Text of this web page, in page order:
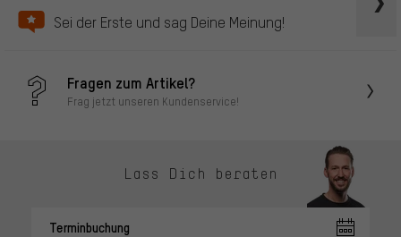
Sei der Erste und sag Deine Meinung!
Fragen zum Artikel?
Frag jetzt unseren Kundenservice!
Lass Dich beraten
Terminbuchung